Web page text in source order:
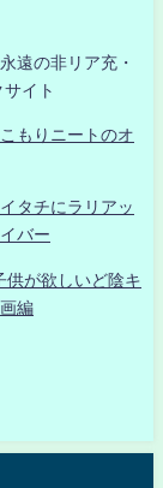
遠の非リア充・
イト
もりニートのオ
タチにラリアッ
バー
供が欲しいど陰キ
編